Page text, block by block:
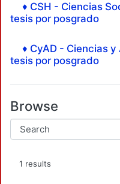
♦ CSH - Ciencias
tesis por posgrado
♦ CyAD - Ciencias y
tesis por posgrado
Browse
1 results